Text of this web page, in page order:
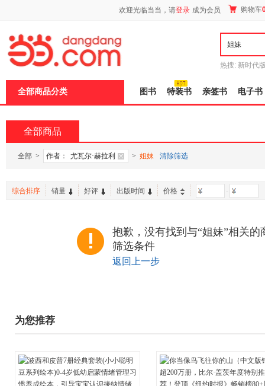
欢迎光临当当，请登录 成为会员 购物车
热搜: 新时代
全部商品分类 图书 特装书 亲签书 电子书
全部商品
全部 > 作者： 尤瓦尔·赫拉利 > 姐妹 清除筛选
综合排序 销量 好评 出版时间 价格 -
抱歉，没有找到与“姐妹”相关
筛选条件
返回上一步
为您推荐
页
加